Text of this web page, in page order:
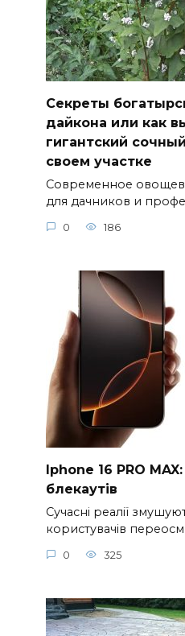
Секреты
дайкона или как
гигантский
своем участке
Современное
для дачников и
0 186
Iphone 16 PRO
блекаутів
Сучасні реалії
користувачів
0 325